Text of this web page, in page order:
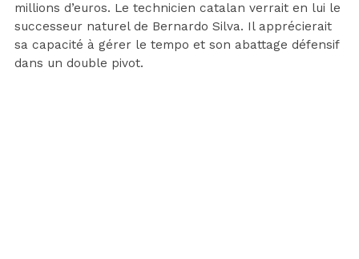
millions d’euros. Le technicien catalan verrait en lui le
successeur naturel de Bernardo Silva. Il apprécierait
sa capacité à gérer le tempo et son abattage défensif
dans un double pivot.